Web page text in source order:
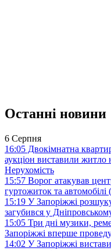
Останні новини
6 Серпня
16:05 Двокімнатна
аукціон виставили
Нерухомість
15:57 Ворог атакував
гуртожиток та
15:19 У Запоріжжі
загубився у
15:05 Три дні музики,
Запоріжжі вперше
14:02 У Запоріжжі